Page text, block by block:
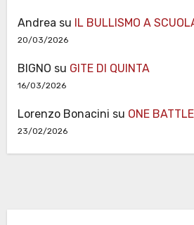
Andrea su IL BULLISMO A
20/03/2026
BIGNO su GITE DI QUINTA
16/03/2026
Lorenzo Bonacini su ONE
23/02/2026